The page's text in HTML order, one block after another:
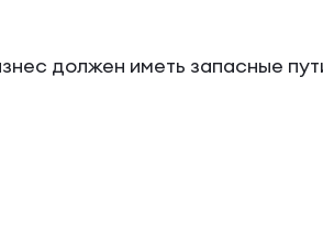
должен иметь запасные